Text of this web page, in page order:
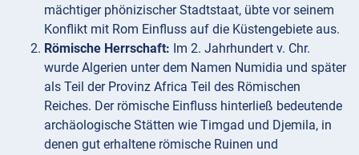
mächtiger phönizischer Stadtstaat, übte vor seinem
Konflikt mit Rom Einfluss auf die Küstengebiete aus.
Römische Herrschaft: Im 2. Jahrhundert v. Chr.
wurde Algerien unter dem Namen Numidia und später
als Teil der Provinz Africa Teil des Römischen
Reiches. Der römische Einfluss hinterließ bedeutende
archäologische Stätten wie Timgad und Djemila, in
denen gut erhaltene römische Ruinen und